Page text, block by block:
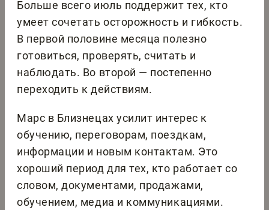
Больше всего июль поддержит тех, кто
умеет сочетать осторожность и гибкость.
В первой половине месяца полезно
готовиться, проверять, считать и
наблюдать. Во второй — постепенно
переходить к действиям.
Марс в Близнецах усилит интерес к
обучению, переговорам, поездкам,
информации и новым контактам. Это
хороший период для тех, кто работает со
словом, документами, продажами,
обучением, медиа и коммуникациями.